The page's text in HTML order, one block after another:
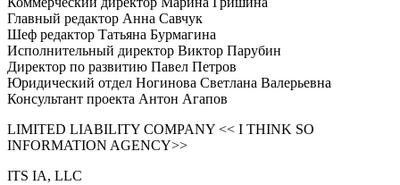
Главный редактор Анна Савчук
Шеф редактор Татьяна Бурмагина
Исполнительный директор Виктор Парубин
Директор по развитию Павел Петров
Юридический отдел Ногинова Светлана Валерьевна
Консультант проекта Антон Агапов
LIMITED LIABILITY COMPANY << I THINK SO
INFORMATION AGENCY>>
ITS IA, LLC